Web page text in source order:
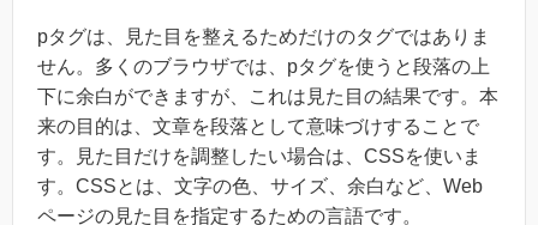
pタグは、見た目を整えるためだけのタグではありま
せん。多くのブラウザでは、pタグを使うと段落の上
下に余白ができますが、これは見た目の結果です。本
来の目的は、文章を段落として意味づけすることで
す。見た目だけを調整したい場合は、CSSを使いま
す。CSSとは、文字の色、サイズ、余白など、Web
ページの見た目を指定するための言語です。